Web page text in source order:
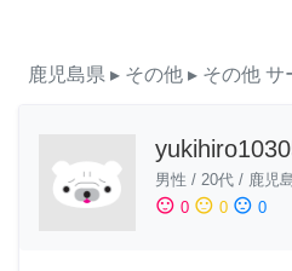
鹿児島県 ▸ その他 ▸ その他 サ
男性 / 20代 / 鹿児
sentiment_satisfied 0 sentiment_neutral 0 sentiment_dissatisfied 0